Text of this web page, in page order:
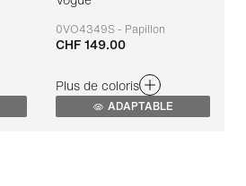
0VO4349S - Papillon
Adaptable
CHF 149.00
Plus de coloris
ADAPTABLE